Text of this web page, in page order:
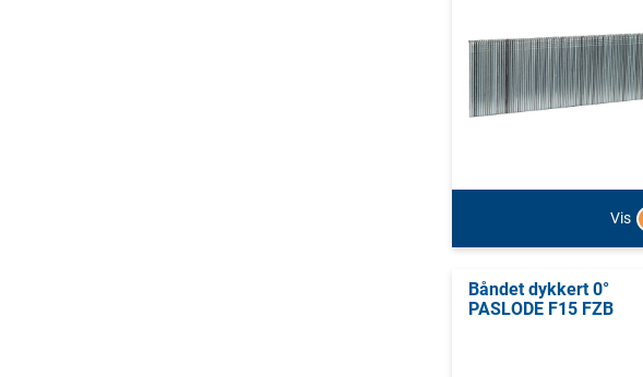
Vis
Båndet dykkert 0°
PASLODE F15 FZB